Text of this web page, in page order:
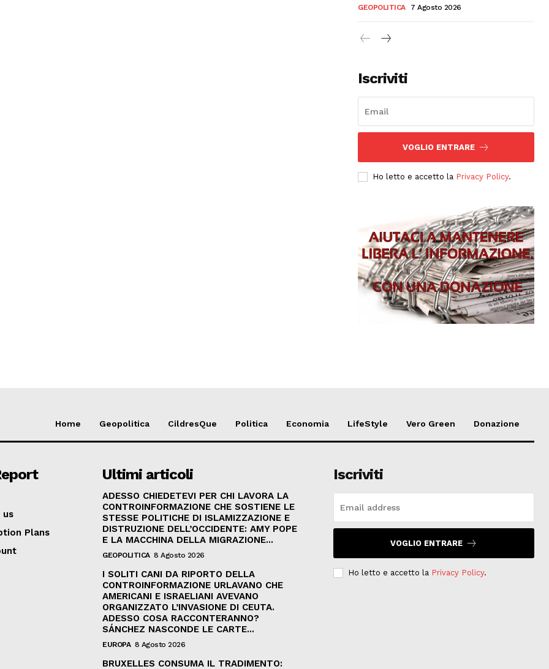
GEOPOLITICA 7 Agosto 2026
Iscriviti
VOGLIO ENTRARE
Ho letto e accetto la Privacy Policy.
Home Geopolitica CildresQue Politica Economia LifeStyle Vero Green Donazione
us
Plans
Ultimi articoli
ADESSO CHIEDETEVI PER CHI LAVORA LA
CONTROINFORMAZIONE CHE SOSTIENE LE
STESSE POLITICHE DI ISLAMIZZAZIONE E
DISTRUZIONE DELL’OCCIDENTE: AMY POPE
E LA MACCHINA DELLA MIGRAZIONE...
GEOPOLITICA 8 Agosto 2026
I SOLITI CANI DA RIPORTO DELLA
CONTROINFORMAZIONE URLAVANO CHE
AMERICANI E ISRAELIANI AVEVANO
ORGANIZZATO L’INVASIONE DI CEUTA.
ADESSO COSA RACCONTERANNO?
SÁNCHEZ NASCONDE LE CARTE...
EUROPA 8 Agosto 2026
BRUXELLES CONSUMA IL TRADIMENTO:
Iscriviti
VOGLIO ENTRARE
Ho letto e accetto la Privacy Policy.